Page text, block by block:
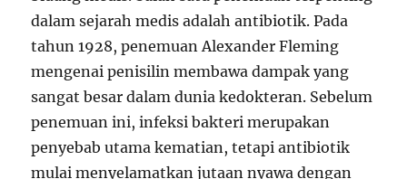
dalam sejarah medis adalah antibiotik. Pada
tahun 1928, penemuan Alexander Fleming
mengenai penisilin membawa dampak yang
sangat besar dalam dunia kedokteran. Sebelum
penemuan ini, infeksi bakteri merupakan
penyebab utama kematian, tetapi antibiotik
mulai menyelamatkan jutaan nyawa dengan